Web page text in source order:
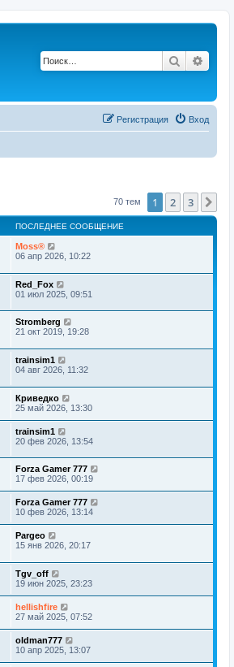
Поиск
Вход
Регистрация
70 тем 1 2 3
ПОСЛЕДНЕЕ СООБЩЕНИЕ
Moss®
06 апр 2026, 10:22
Red_Fox
01 июл 2025, 09:51
Stromberg
21 окт 2019, 19:28
trainsim1
04 авг 2026, 11:32
Криведко
25 май 2026, 13:30
trainsim1
20 фев 2026, 13:54
Forza Gamer 777
17 фев 2026, 00:19
Forza Gamer 777
10 фев 2026, 13:14
Pargeo
15 янв 2026, 20:17
Tgv_off
19 июн 2025, 23:23
hellishfire
27 май 2025, 07:52
oldman777
10 апр 2025, 13:07